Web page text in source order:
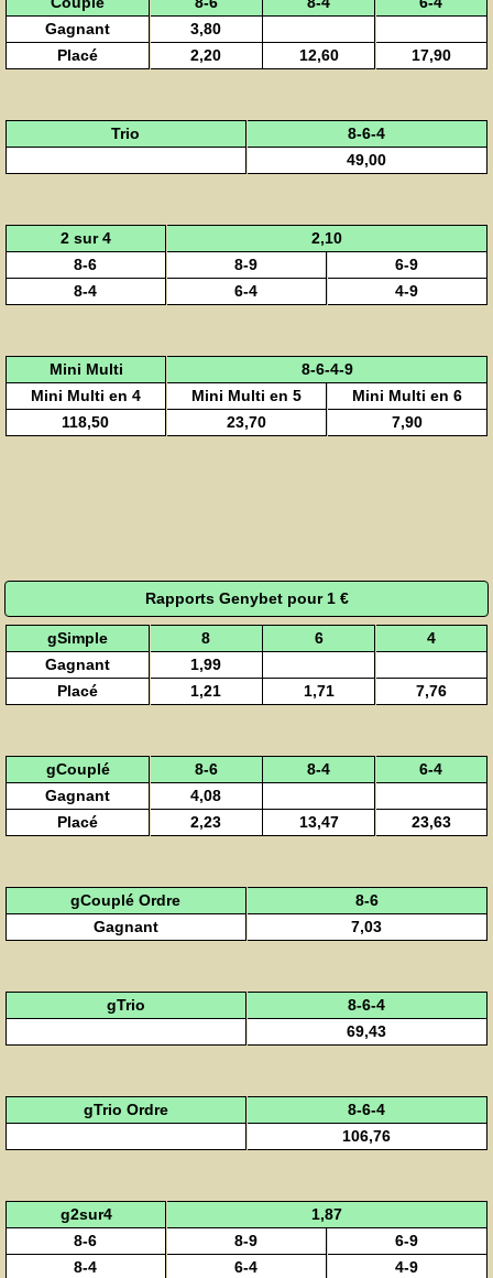
Gagnant
3,80
Placé
2,20 12,60 17,90
Trio
8-6-4
49,00
2 sur 4
2,10
8-6
8-9
6-9
8-4
6-4 4-9
Mini Multi
8-6-4-9
Mini Multi en 4
Mini Multi en 5
Mini Multi en 6
118,50
23,70 7,90
Rapports Genybet pour 1 €
gSimple 8 6
4
Gagnant
1,99
Placé
1,21 1,71 7,76
gCouplé 8-6 8-4
6-4
Gagnant
4,08
Placé
2,23 13,47 23,63
gCouplé Ordre
8-6
Gagnant
7,03
gTrio
8-6-4
69,43
gTrio Ordre
8-6-4
106,76
g2sur4
1,87
8-6
8-9
6-9
8-4
6-4 4-9